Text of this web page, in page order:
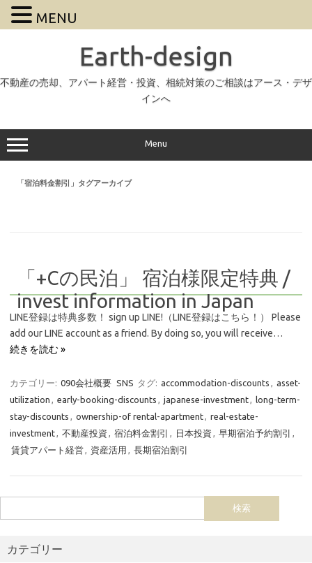
Earth-design
不動産の売却、アパート経営・投資、相続対策のご相談はアース・デザ
インへ
Menu
「宿泊料金割引 」タグアーカイブ
「+Cの民泊」 宿泊様限定特典 /
invest information in Japan
LINE登録は特典多数！ sign up LINE!（LINE登録はこちら！） Please
add our LINE account as a friend. By doing so, you will receive…
続きを読む »
カテゴリー: 090会社概要 SNS タグ: accommodation-discounts , asset-
utilization , early-booking-discounts , japanese-investment, long-term-
stay-discounts , ownership-of rental-apartment, real-estate-
investment, 不動産投資 , 宿泊料金割引 , 日本投資 , 早期宿泊予約割引 ,
賃貸アパート経営, 資産活用 , 長期宿泊割引
カテゴリー
MENU